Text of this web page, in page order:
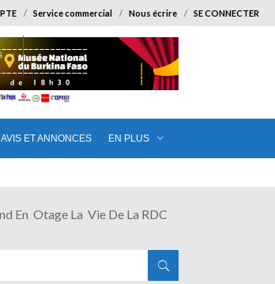
Service commercial Nous écrire SE CONNECTER
AVIS ET ANNONCES EN PLUS
En Otage La Vie De La RDC